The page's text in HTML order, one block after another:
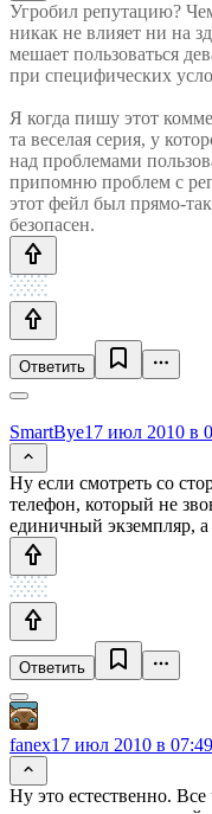
Угробил репутацию?
никак не влияет ни на
мешает пользоваться
при специфических
Я когда пишу этот
та веселая серия, у
над проблемами
припомню проблем с
этот фейл был прямо-
безопасен.
Ответить
SmartBye17 июл 2010 в
Ну если смотреть со
телефон, который не
единичный экземпляр, а
Ответить
fanex17 июл 2010 в 07:49
Ну это естественно. Все